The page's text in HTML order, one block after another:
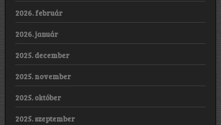
2026. február
2026. január
2025. december
2025. november
2025. október
2025. szeptember